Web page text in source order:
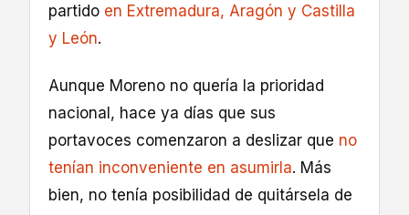
partido en Extremadura, Aragón y Castilla
y León.
Aunque Moreno no quería la prioridad
nacional, hace ya días que sus
portavoces comenzaron a deslizar que no
tenían inconveniente en asumirla. Más
bien, no tenía posibilidad de quitársela de